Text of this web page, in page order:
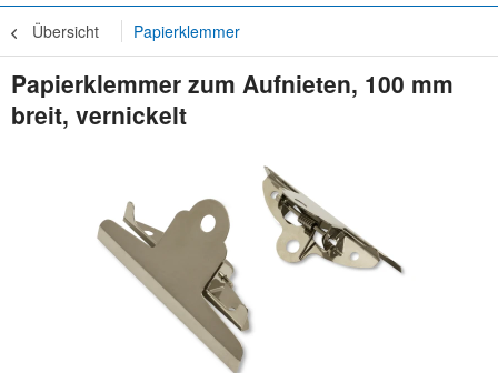
Übersicht Papierklemmer
Papierklemmer zum Aufnieten, 100 mm
breit, vernickelt